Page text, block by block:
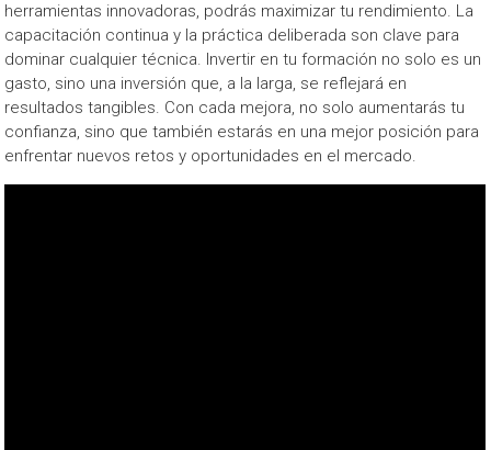
herramientas innovadoras, podrás maximizar tu rendimiento. La
capacitación continua y la práctica deliberada son clave para
dominar cualquier técnica. Invertir en tu formación no solo es un
gasto, sino una inversión que, a la larga, se reflejará en
resultados tangibles. Con cada mejora, no solo aumentarás tu
confianza, sino que también estarás en una mejor posición para
enfrentar nuevos retos y oportunidades en el mercado.